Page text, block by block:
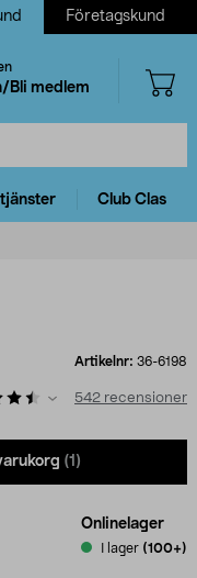
Företagskund
Bli medlem
Club Clas
Artikelnr: 36-6198
542 recensioner
(1)
Onlinelager
I lager (100+)